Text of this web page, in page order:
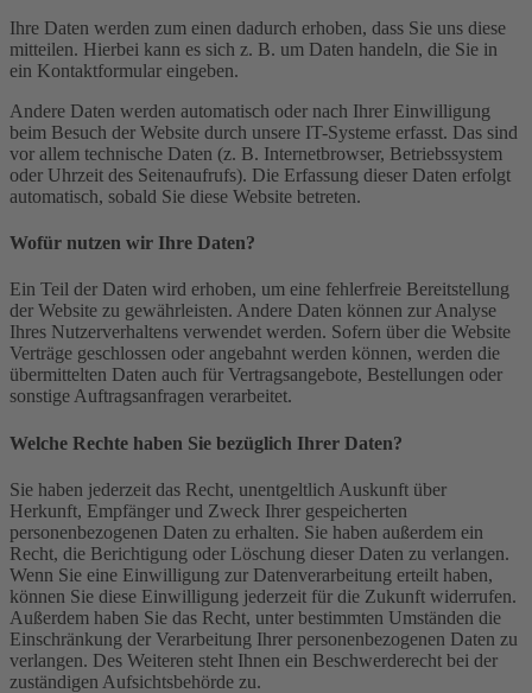
Ihre Daten werden zum einen dadurch erhoben, dass Sie uns diese
mitteilen. Hierbei kann es sich z. B. um Daten handeln, die Sie in
ein Kontaktformular eingeben.
Andere Daten werden automatisch oder nach Ihrer Einwilligung
beim Besuch der Website durch unsere IT-Systeme erfasst. Das sind
vor allem technische Daten (z. B. Internetbrowser, Betriebssystem
oder Uhrzeit des Seitenaufrufs). Die Erfassung dieser Daten erfolgt
automatisch, sobald Sie diese Website betreten.
Wofür nutzen wir Ihre Daten?
Ein Teil der Daten wird erhoben, um eine fehlerfreie Bereitstellung
der Website zu gewährleisten. Andere Daten können zur Analyse
Ihres Nutzerverhaltens verwendet werden. Sofern über die Website
Verträge geschlossen oder angebahnt werden können, werden die
übermittelten Daten auch für Vertragsangebote, Bestellungen oder
sonstige Auftragsanfragen verarbeitet.
Welche Rechte haben Sie bezüglich Ihrer Daten?
Sie haben jederzeit das Recht, unentgeltlich Auskunft über
Herkunft, Empfänger und Zweck Ihrer gespeicherten
personenbezogenen Daten zu erhalten. Sie haben außerdem ein
Recht, die Berichtigung oder Löschung dieser Daten zu verlangen.
Wenn Sie eine Einwilligung zur Datenverarbeitung erteilt haben,
können Sie diese Einwilligung jederzeit für die Zukunft widerrufen.
Außerdem haben Sie das Recht, unter bestimmten Umständen die
Einschränkung der Verarbeitung Ihrer personenbezogenen Daten zu
verlangen. Des Weiteren steht Ihnen ein Beschwerderecht bei der
zuständigen Aufsichtsbehörde zu.